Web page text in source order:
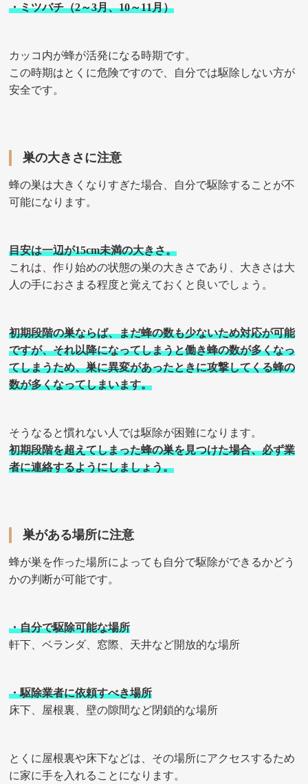
・ミツバチ（2～3月、10～11月）
カッコ内が蜂が活発になる時期です。
この時期はとくに危険ですので、自分では駆除しない方が
安全です。
巣の大きさに注意
蜂の巣は大きくなりすぎた場合、自分で駆除することが不
可能になります。
目安は一辺が15cm未満の大きさ。
これは、作り始めの状態の巣の大きさであり、大きさは大
人の手におさまる程度と覚えておくと良いでしょう。
初期段階の巣ならば、まだ蜂の数も少ないため対応が可能
ですが、それ以降になってしまうと働き蜂の数が多くなっ
てしまうため、巣に異変があったときに攻撃してくる蜂の
数が多くなってしまいます。
そうなると慣れない人では駆除が困難になります。
初期段階を超えてしまった蜂の巣を見つけた場合、必ず業
者に連絡するようにしましょう。
巣がある場所に注意
蜂が巣を作った場所によっても自分で駆除ができるかどう
かの判断が可能です。
・自分で駆除可能な場所
軒下、ベランダ、窓際、天井など開放的な場所
・駆除業者に依頼すべき場所
床下、屋根裏、壁の隙間など閉鎖的な場所
とくに屋根裏や床下などは、その場所にアクセスするため
に家に手を入れることになります。